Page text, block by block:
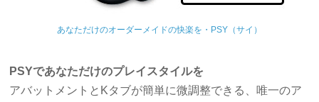
あなただけのオーダーメイドの快楽を・PSY（サイ）
PSYであなただけのプレイスタイルを
アバットメントとKタブが簡単に微調整できる、唯一のア